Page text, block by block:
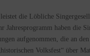
die Löbliche
Jahresprogramm haben die
aufgenommen, die an
Volksfest“ über